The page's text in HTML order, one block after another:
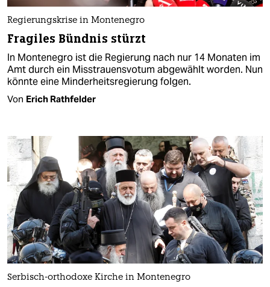
Regierungskrise in Montenegro
Fragiles Bündnis stürzt
In Montenegro ist die Regierung nach nur 14 Monaten im
Amt durch ein Misstrauensvotum abgewählt worden. Nun
könnte eine Minderheitsregierung folgen.
Von Erich Rathfelder
Serbisch-orthodoxe Kirche in Montenegro